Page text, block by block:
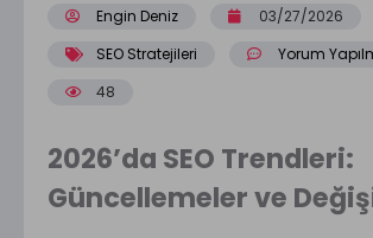
Engin Deniz
03/27/2026
SEO Stratejileri
Yorum
48
2026’da SEO Trendleri:
Güncellemeler ve